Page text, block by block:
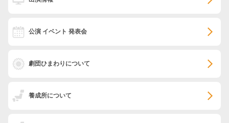
公演 イベント 発表会
劇団ひまわりについて
養成所について